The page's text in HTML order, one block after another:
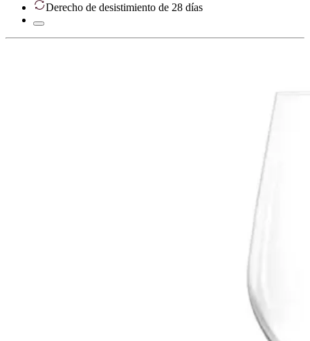
Derecho de desistimiento de 28 días